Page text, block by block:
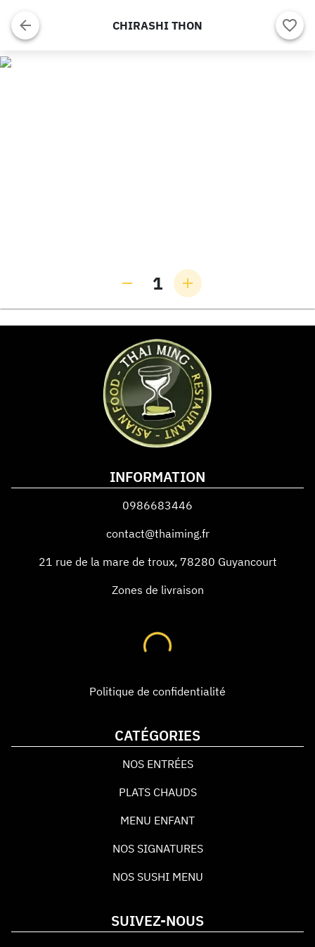
CHIRASHI THON
1
INFORMATION
0986683446
contact@thaiming.fr
21 rue de la mare de troux, 78280 Guyancourt
Zones de livraison
Politique de confidentialité
CATÉGORIES
NOS ENTRÉES
PLATS CHAUDS
MENU ENFANT
NOS SIGNATURES
NOS SUSHI MENU
SUIVEZ-NOUS